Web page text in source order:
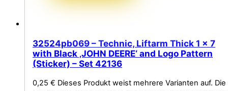
32524pb069 – Technic, Liftarm Thick 1 x 7
with Black ‚JOHN DEERE‘ and Logo Pattern
(Sticker) – Set 42136
0,25 € Dieses Produkt weist mehrere Varianten auf. Die